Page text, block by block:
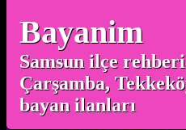
Bayanim
Samsun ilçe
Çarşamba,
bayan ilanları